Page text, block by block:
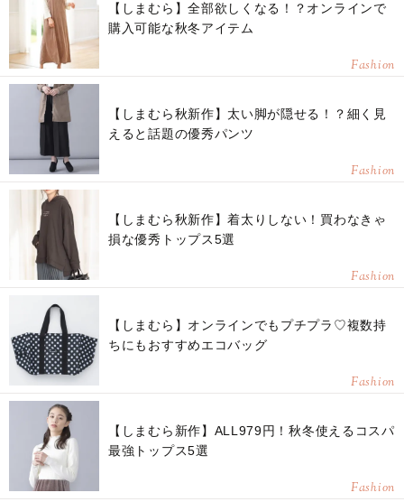
【しまむら】全部欲しくなる！？オンラインで
購入可能な秋冬アイテム
Fashion
【しまむら秋新作】太い脚が隠せる！？細く見
えると話題の優秀パンツ
Fashion
【しまむら秋新作】着太りしない！買わなきゃ
損な優秀トップス5選
Fashion
【しまむら】オンラインでもプチプラ♡複数持
ちにもおすすめエコバッグ
Fashion
【しまむら新作】ALL979円！秋冬使えるコスパ
最強トップス5選
Fashion